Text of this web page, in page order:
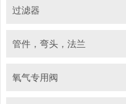
过滤器
管件，弯头，法兰
氧气专用阀